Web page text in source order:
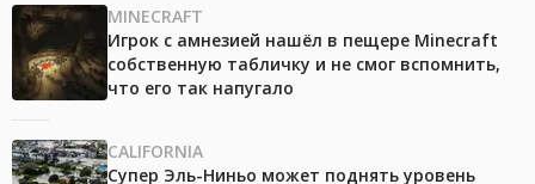
MINECRAFT
Игрок с амнезией нашёл в пещере Minecraft
собственную табличку и не смог вспомнить,
что его так напугало
CALIFORNIA
Супер Эль-Ниньо может поднять уровень